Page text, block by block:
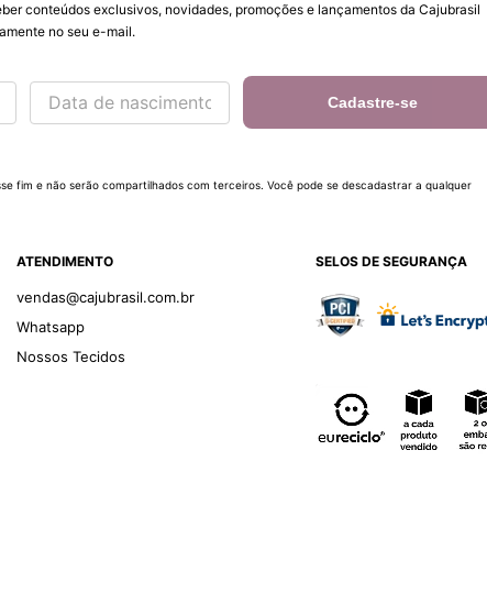
conteúdos exclusivos, novidades, promoções e lançamentos da Cajubrasil
no seu e-mail.
Cadastre-se
fim e não serão compartilhados com terceiros. Você pode se descadastrar a qualquer
ATENDIMENTO
vendas@cajubrasil.com.br
Whatsapp
Nossos Tecidos
SELOS DE SEGURANÇA